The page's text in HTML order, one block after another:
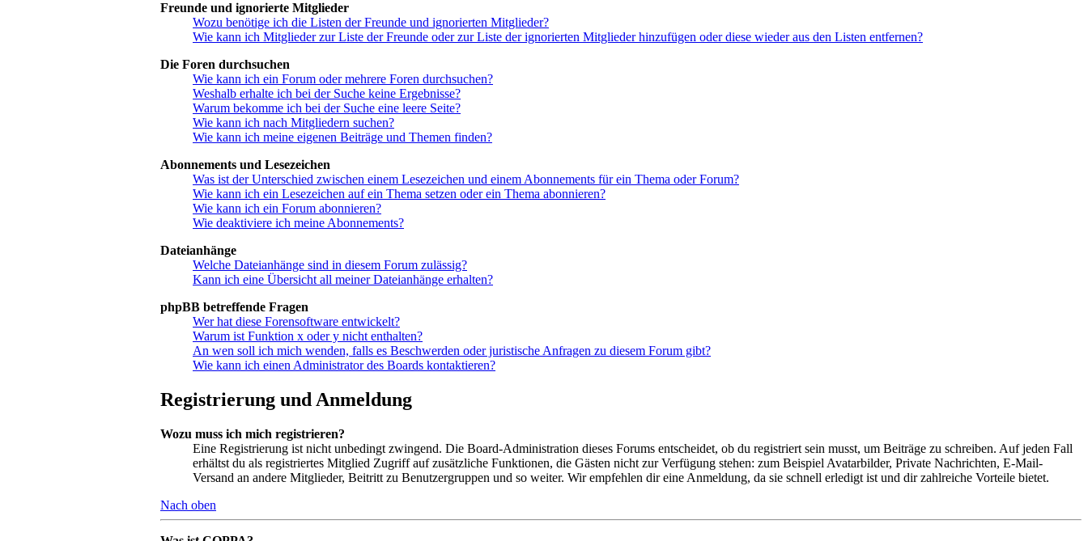
Freunde und ignorierte Mitglieder
Wozu benötige ich die Listen der Freunde und ignorierten Mitglieder?
Wie kann ich Mitglieder zur Liste der Freunde oder zur Liste der ignorierten Mitglieder hinzufügen oder diese wieder aus den Listen entfernen?
Die Foren durchsuchen
Wie kann ich ein Forum oder mehrere Foren durchsuchen?
Weshalb erhalte ich bei der Suche keine Ergebnisse?
Warum bekomme ich bei der Suche eine leere Seite?
Wie kann ich nach Mitgliedern suchen?
Wie kann ich meine eigenen Beiträge und Themen finden?
Abonnements und Lesezeichen
Was ist der Unterschied zwischen einem Lesezeichen und einem Abonnements für ein Thema oder Forum?
Wie kann ich ein Lesezeichen auf ein Thema setzen oder ein Thema abonnieren?
Wie kann ich ein Forum abonnieren?
Wie deaktiviere ich meine Abonnements?
Dateianhänge
Welche Dateianhänge sind in diesem Forum zulässig?
Kann ich eine Übersicht all meiner Dateianhänge erhalten?
phpBB betreffende Fragen
Wer hat diese Forensoftware entwickelt?
Warum ist Funktion x oder y nicht enthalten?
An wen soll ich mich wenden, falls es Beschwerden oder juristische Anfragen zu diesem Forum gibt?
Wie kann ich einen Administrator des Boards kontaktieren?
Registrierung und Anmeldung
Wozu muss ich mich registrieren?
Eine Registrierung ist nicht unbedingt zwingend. Die Board-Administration dieses Forums entscheidet, ob du registriert sein musst, um Beiträge zu schreiben. Auf jeden Fall
erhältst du als registriertes Mitglied Zugriff auf zusätzliche Funktionen, die Gästen nicht zur Verfügung stehen: zum Beispiel Avatarbilder, Private Nachrichten, E-Mail-
Versand an andere Mitglieder, Beitritt zu Benutzergruppen und so weiter. Wir empfehlen dir eine Anmeldung, da sie schnell erledigt ist und dir zahlreiche Vorteile bietet.
Nach oben